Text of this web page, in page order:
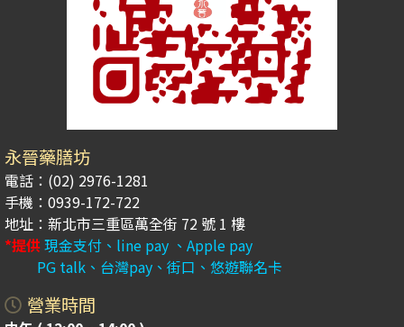
永晉藥膳坊
電話：(02) 2976-1281
手機：0939-172-722
地址：新北市三重區萬全街 72 號 1 樓
*提供現金支付、line pay 、Apple pay
PG talk、台灣pay、街口、悠遊聯名卡
營業時間